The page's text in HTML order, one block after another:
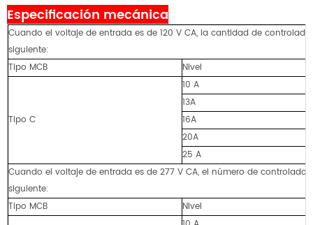
Especificación mecánica
Cuando el voltaje de entrada es de 120 V CA, la cantidad de
siguiente:
Tipo MCB
Nivel
Tipo C
10 A
13A
16A
20A
25 A
Cuando el voltaje de entrada es de 277 V CA, el número de
siguiente:
Tipo MCB
Nivel